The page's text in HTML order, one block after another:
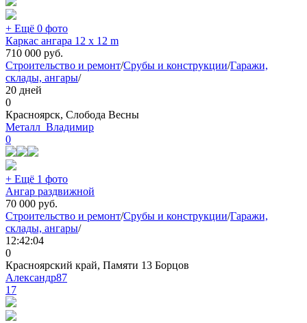
+ Ещё 0 фото
Каркас ангара 12 х 12 m
710 000 руб.
Строительство и ремонт/Срубы и конструкции/Гаражи,
склады, ангары/
20 дней
0
Красноярск, Слобода Весны
Металл_Владимир
0
+ Ещё 1 фото
Ангар раздвижной
70 000 руб.
Строительство и ремонт/Срубы и конструкции/Гаражи,
склады, ангары/
12:42:04
0
Красноярский край, Памяти 13 Борцов
Александр87
17